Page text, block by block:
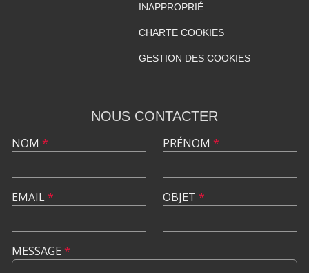
INAPPROPRIÉ
CHARTE COOKIES
GESTION DES COOKIES
NOUS CONTACTER
NOM *
EMAIL*
PRÉNOM *
OBJET *
MESSAGE *